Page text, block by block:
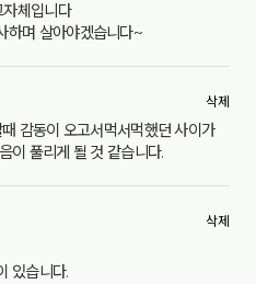
체입니다
하며 살아야겠습니다~
삭제
감동이 오고서먹서먹했던 사이가
이 풀리게 될 것 같습니다.
삭제
있습니다.